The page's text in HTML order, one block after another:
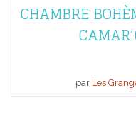
CHAMBRE
par Les